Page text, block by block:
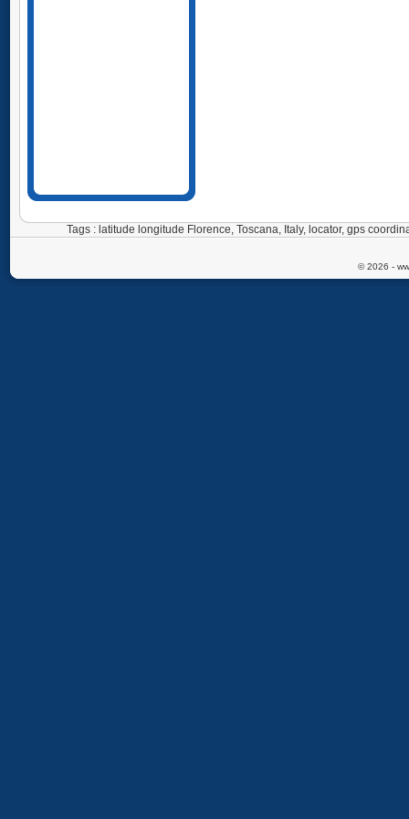
Tags : latitude longitude Florence, Toscana, Italy, locator, gps
© 2026 -